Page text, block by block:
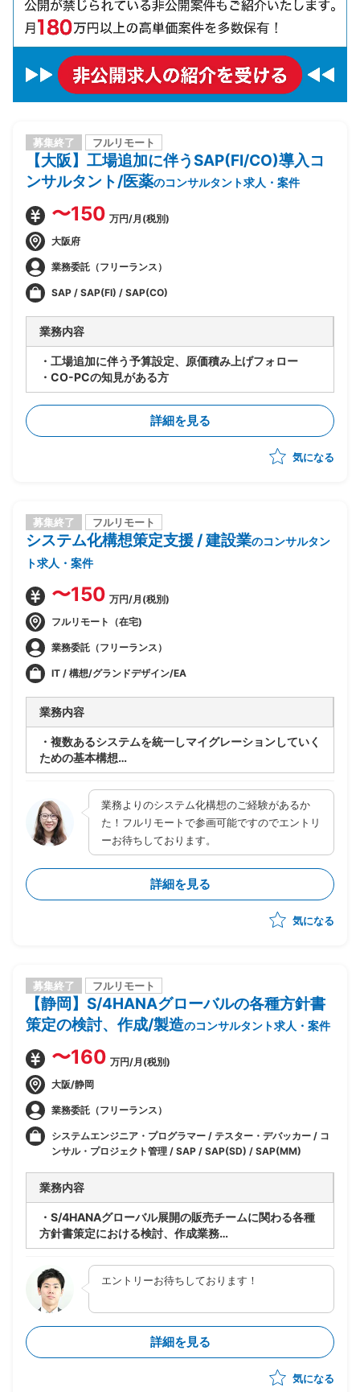
募集終了 フルリモート
【大阪】工場追加に伴うSAP(FI/CO)導入コ
ンサルタント/医薬のコンサルタント求人・案件
〜150 万円/月(税別)
大阪府
業務委託（フリーランス）
SAP / SAP(FI) / SAP(CO)
業務内容
・工場追加に伴う予算設定、原価積み上げフォロー
・CO-PCの知見がある方
詳細を見る
気になる
募集終了 フルリモート
システム化構想策定支援 / 建設業のコンサルタン
ト求人・案件
〜150 万円/月(税別)
フルリモート（在宅)
業務委託（フリーランス）
IT / 構想/グランドデザイン/EA
業務内容
・複数あるシステムを統一しマイグレーションしていく
ための基本構想
-クラウドシステム導入予定
-見積・契約～請求・入金の領域から最優先で着手
・作業内容
-ヒアリング
-TB全体像の定義
-トライアルシステム選定およびトライアル
-システム選定・契約および実行計画策定
-システム化構想3ヶ月間で実施
業務よりのシステム化構想のご経験があるか
た！フルリモートで参画可能ですのでエントリ
ーお待ちしております。
詳細を見る
気になる
募集終了 フルリモート
【静岡】S/4HANAグローバルの各種方針書
策定の検討、作成/製造のコンサルタント求人・案件
〜160 万円/月(税別)
大阪/静岡
業務委託（フリーランス）
システムエンジニア・プログラマー / テスター・デバッカー / コ
ンサル・プロジェクト管理 / SAP / SAP(SD) / SAP(MM)
業務内容
・S/4HANAグローバル展開の販売チームに関わる各種
方針書策定における検討、作成業務
・権限方針書の作成
・移行方針書の作成
エントリーお待ちしております！
詳細を見る
気になる